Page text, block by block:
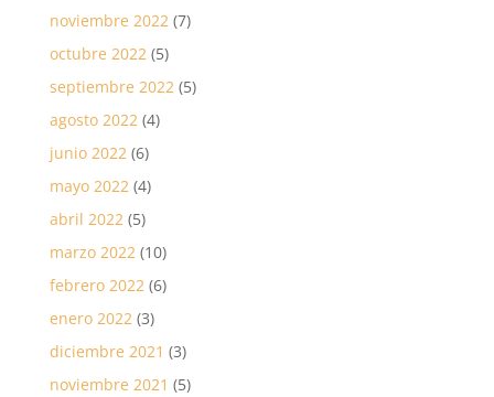
noviembre 2022(7)
octubre 2022(5)
septiembre 2022(5)
agosto 2022(4)
junio 2022(6)
mayo 2022(4)
abril 2022(5)
marzo 2022(10)
febrero 2022(6)
enero 2022(3)
diciembre 2021 (3)
noviembre 2021 (5)